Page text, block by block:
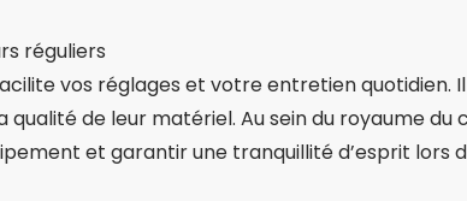
réguliers
vos réglages et votre entretien quotidien.
de leur matériel. Au sein du royaume
et garantir une tranquillité d’esprit lors